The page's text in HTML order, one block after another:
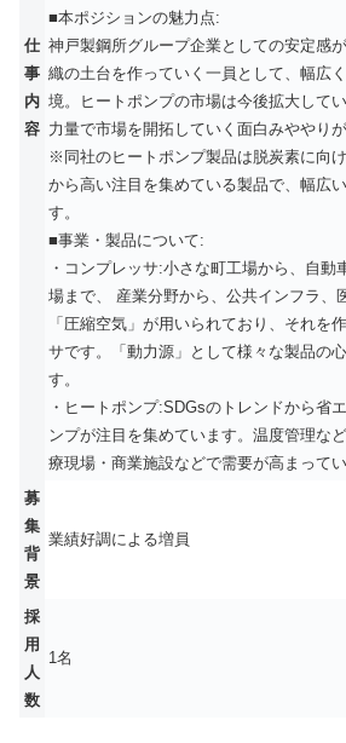
仕
事
内
容
■本ポジションの魅力点:
神戸製鋼所グループ企業としての安定感
織の土台を作っていく一員として、幅広
境。ヒートポンプの市場は今後拡大して
力量で市場を開拓していく面白みややりが
※同社のヒートポンプ製品は脱炭素に向
から高い注目を集めている製品で、幅広
す。
■事業・製品について:
・コンプレッサ:小さな町工場から、自動
場まで、 産業分野から、公共インフラ、
「圧縮空気」が用いられており、それを
サです。「動力源」として様々な製品の
す。
・ヒートポンプ:SDGsのトレンドから省
ンプが注目を集めています。温度管理な
療現場・商業施設などで需要が高まってい
募
集
背
景
業績好調による増員
採
用
人
数
1名